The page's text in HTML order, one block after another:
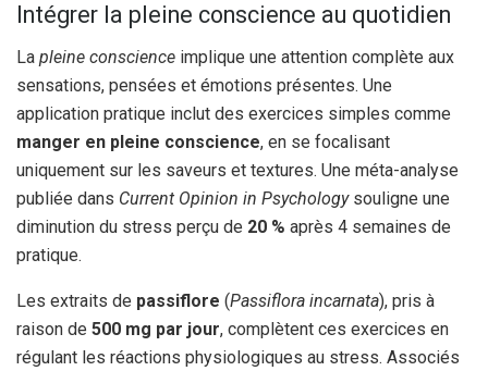
Intégrer la pleine conscience au quotidien
La pleine conscience implique une attention complète aux
sensations, pensées et émotions présentes. Une
application pratique inclut des exercices simples comme
manger en pleine conscience, en se focalisant
uniquement sur les saveurs et textures. Une méta-analyse
publiée dans Current Opinion in Psychologysouligne une
diminution du stress perçu de 20 % après 4 semaines de
pratique.
Les extraits de passiflore (Passiflora incarnata), pris à
raison de 500 mg par jour, complètent ces exercices en
régulant les réactions physiologiques au stress. Associés